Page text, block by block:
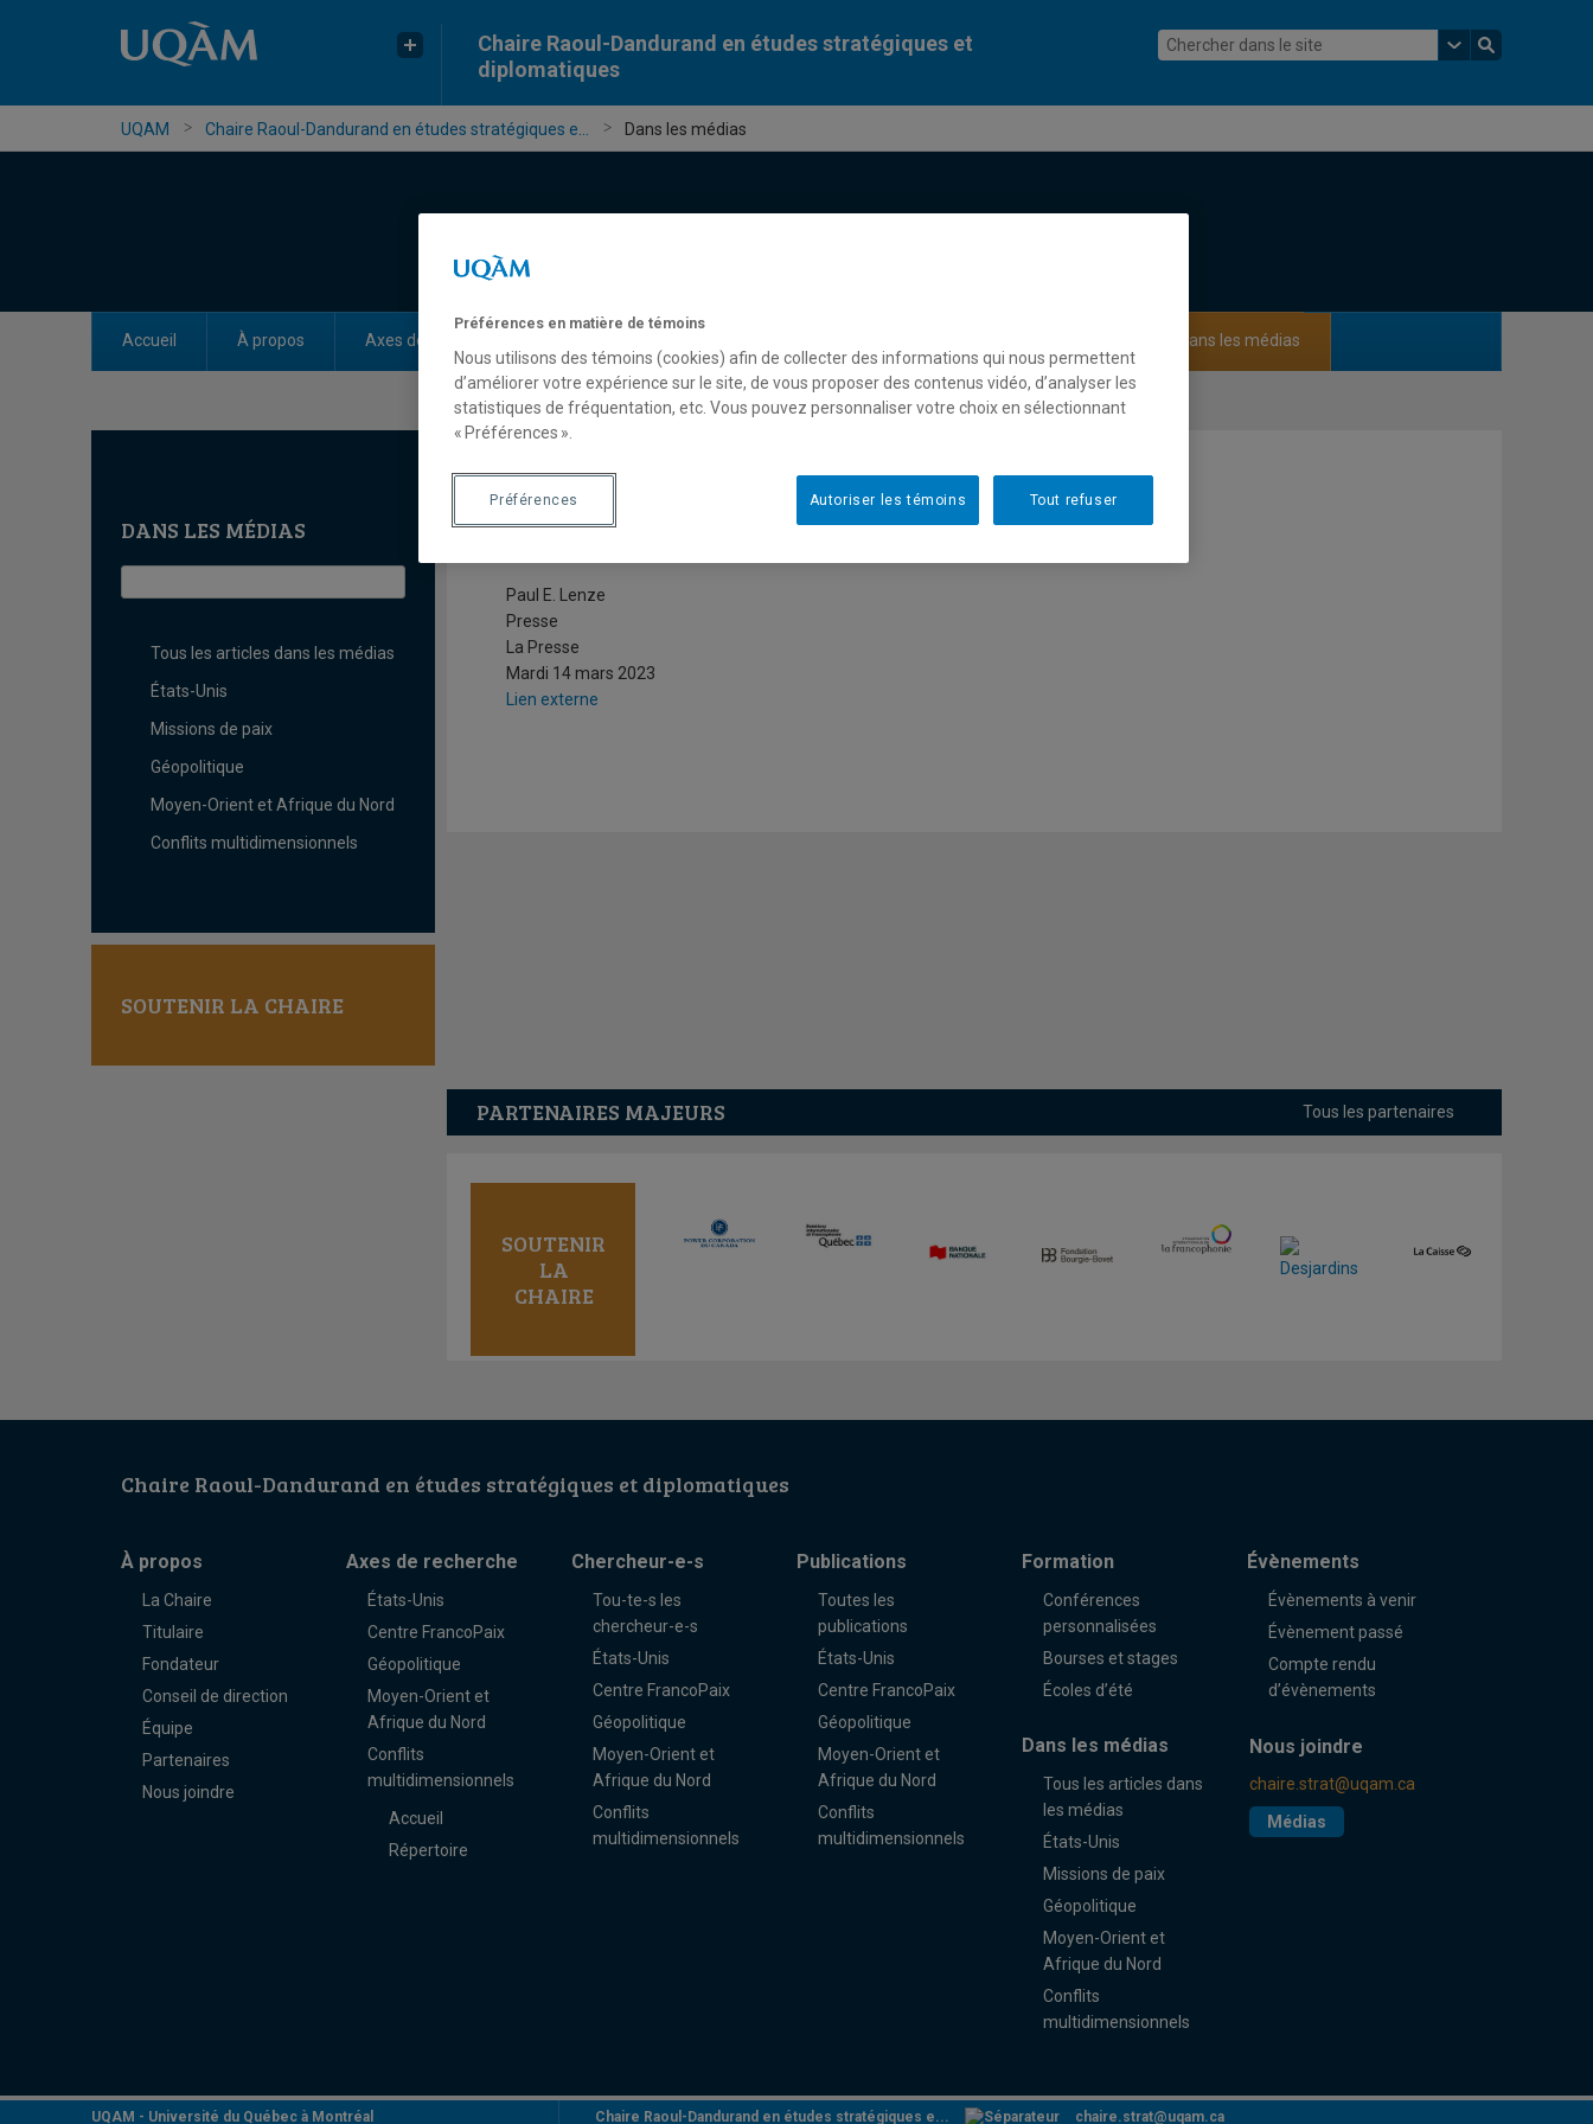
Chaire Raoul-Dandurand en études stratégiques et
diplomatiques
UQAM Chaire Raoul-Dandurand en études stratégiques e... Dans les médias
Accueil À propos Axes de recherche Dans les médias
DANS LES MÉDIAS
Tous les articles dans les médias
États-Unis
Missions de paix
Géopolitique
Moyen-Orient et Afrique du Nord
Conflits multidimensionnels
SOUTENIR LA CHAIRE
La Chine, cet agent de paix
Paul E. Lenze
Presse
La Presse
Mardi 14 mars 2023
Lien externe
PARTENAIRES MAJEURS Tous les partenaires
SOUTENIR
LA
CHAIRE
Chaire Raoul-Dandurand en études stratégiques et diplomatiques
À propos
La Chaire
Titulaire
Fondateur
Conseil de direction
Équipe
Partenaires
Nous joindre
Axes de recherche
États-Unis
Centre FrancoPaix
Géopolitique
Moyen-Orient et
Afrique du Nord
Conflits
multidimensionnels
Accueil
Répertoire
Chercheur-e-s
Tou-te-s les
chercheur-e-s
États-Unis
Centre FrancoPaix
Géopolitique
Moyen-Orient et
Afrique du Nord
Conflits
multidimensionnels
Publications
Toutes les
publications
États-Unis
Centre FrancoPaix
Géopolitique
Moyen-Orient et
Afrique du Nord
Conflits
multidimensionnels
Formation
Conférences
personnalisées
Bourses et stages
Écoles d’été
Évènements
Évènements à venir
Évènement passé
Compte rendu
d’évènements
Dans les médias
Tous les articles dans
les médias
États-Unis
Missions de paix
Géopolitique
Moyen-Orient et
Afrique du Nord
Conflits
multidimensionnels
Nous joindre
chaire.strat@uqam.ca
Médias
UQAM - Université du Québec à Montréal Chaire Raoul-Dandurand en études stratégiques e... chaire.strat@uqam.ca
Préférences en matière de témoins
Nous utilisons des témoins (cookies) afin de collecter des informations qui nous permettent
d’améliorer votre expérience sur le site, de vous proposer des contenus vidéo, d’analyser les
statistiques de fréquentation, etc. Vous pouvez personnaliser votre choix en sélectionnant
« Préférences ».
Tout refuser
Autoriser les témoins
Préférences